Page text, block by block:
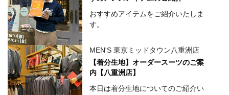
おすすめアイテムをご紹介いたしま
す。
MEN'S 東京ミッドタウン八重洲店
【着分生地】オーダースーツのご案
内【八重洲店】
本日は着分生地についてのご紹介い